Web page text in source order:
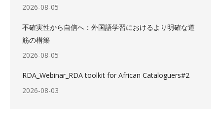
2026-08-05
不確実性から自信へ：外国語学習におけるより明確な道
筋の構築
2026-08-05
RDA_Webinar_RDA toolkit for African Cataloguers#2
2026-08-03